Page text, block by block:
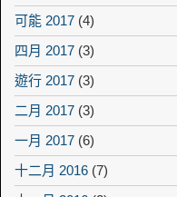
可能 2017 (4)
四月 2017 (3)
遊行 2017 (3)
二月 2017 (3)
一月 2017 (6)
十二月 2016 (7)